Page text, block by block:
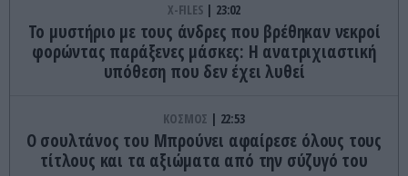
X-FILES 23:02
Το μυστήριο με τους άνδρες που βρέθηκαν νεκροί
φορώντας παράξενες μάσκες: Η ανατριχιαστική
υπόθεση που δεν έχει λυθεί
ΚΟΣΜΟΣ 22:53
Ο σουλτάνος του Μπρούνει αφαίρεσε όλους τους
τίτλους και τα αξιώματα από την σύζυγό του